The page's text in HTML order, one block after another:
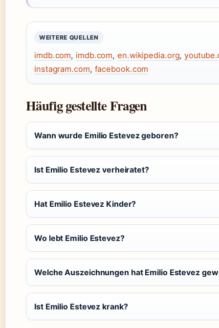
WEITERE QUELLEN
imdb.com, imdb.com,en.wikipedia.org,
instagram.com, facebook.com
Häufig gestellte Fragen
Wann wurde Emilio Estevez geboren?
Ist Emilio Estevez verheiratet?
Hat Emilio Estevez Kinder?
Wo lebt Emilio Estevez?
Welche Auszeichnungen hat Emilio Estevez
Ist Emilio Estevez krank?